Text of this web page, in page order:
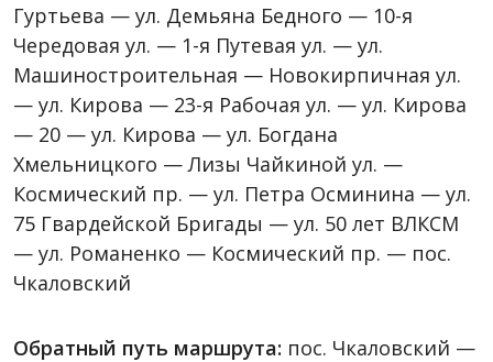
Гуртьева — ул. Демьяна Бедного — 10-я
Чередовая ул. — 1-я Путевая ул. — ул.
Машиностроительная — Новокирпичная ул.
— ул. Кирова — 23-я Рабочая ул. — ул. Кирова
— 20 — ул. Кирова — ул. Богдана
Хмельницкого — Лизы Чайкиной ул. —
Космический пр. — ул. Петра Осминина — ул.
75 Гвардейской Бригады — ул. 50 лет ВЛКСМ
— ул. Романенко — Космический пр. — пос.
Чкаловский
Обратный путь маршрута: пос. Чкаловский —